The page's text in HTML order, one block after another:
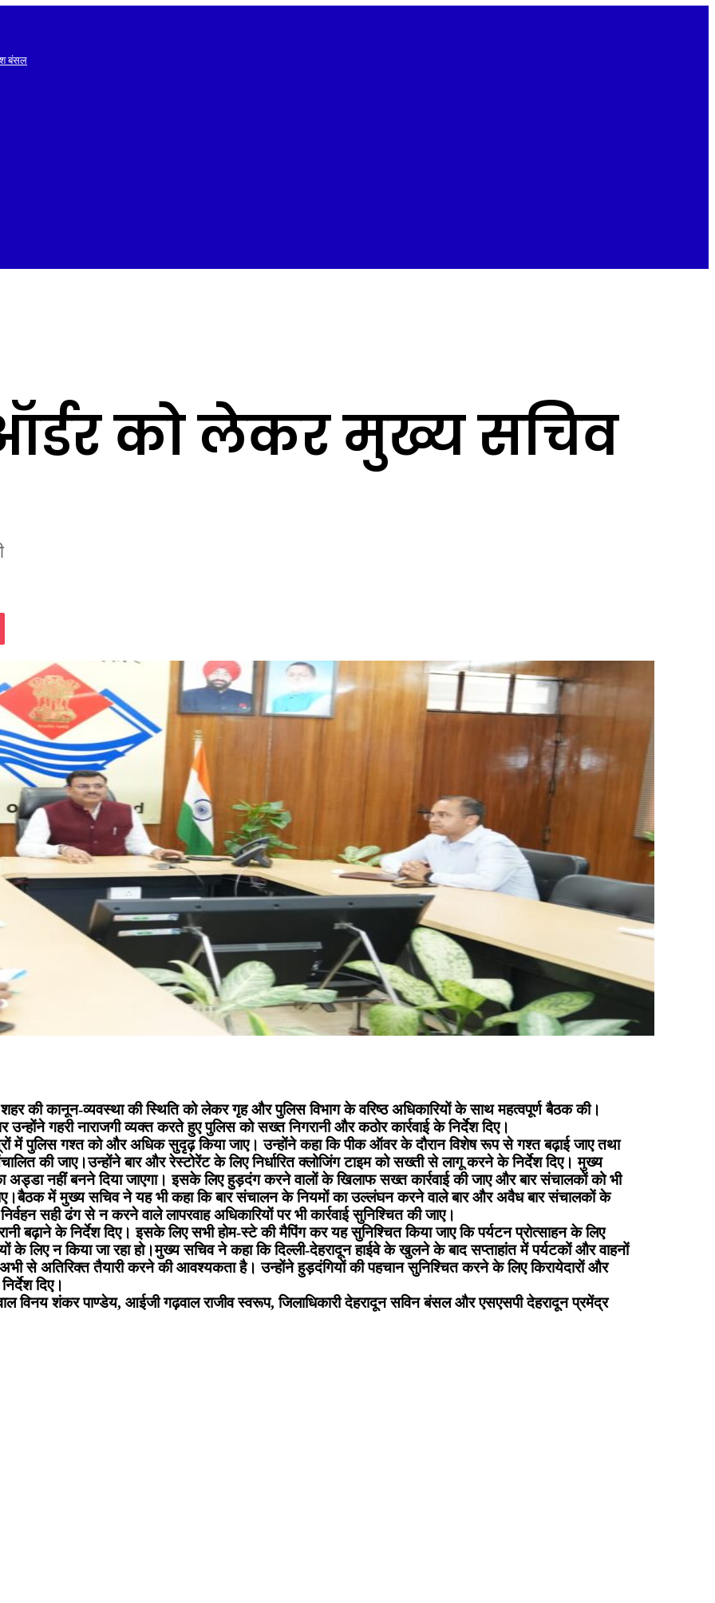
बंसल
को लेकर मुख्य सचिव
Pocket
की कानून-व्यवस्था की स्थिति को लेकर गृह और पुलिस विभाग के वरिष्ठ अधिकारियों के साथ महत्वपूर्ण बैठक की।
गहरी नाराजगी व्यक्त करते हुए पुलिस को सख्त निगरानी और कठोर कार्रवाई के निर्देश दिए।
में पुलिस गश्त को और अधिक सुदृढ़ किया जाए। उन्होंने कहा कि पीक ऑवर के दौरान विशेष रूप से गश्त बढ़ाई जाए तथा
की जाए।उन्होंने बार और रेस्टोरेंट के लिए निर्धारित क्लोजिंग टाइम को सख्ती से लागू करने के निर्देश दिए। मुख्य
अड्डा नहीं बनने दिया जाएगा। इसके लिए हुड़दंग करने वालों के खिलाफ सख्त कार्रवाई की जाए और बार संचालकों को भी
में मुख्य सचिव ने यह भी कहा कि बार संचालन के नियमों का उल्लंघन करने वाले बार और अवैध बार संचालकों के
सही ढंग से न करने वाले लापरवाह अधिकारियों पर भी कार्रवाई सुनिश्चित की जाए।
बढ़ाने के निर्देश दिए। इसके लिए सभी होम-स्टे की मैपिंग कर यह सुनिश्चित किया जाए कि पर्यटन प्रोत्साहन के लिए
के लिए न किया जा रहा हो।मुख्य सचिव ने कहा कि दिल्ली-देहरादून हाईवे के खुलने के बाद सप्ताहांत में पर्यटकों और वाहनों
से अतिरिक्त तैयारी करने की आवश्यकता है। उन्होंने हुड़दंगियों की पहचान सुनिश्चित करने के लिए किरायेदारों और
दिए।
विनय शंकर पाण्डेय, आईजी गढ़वाल राजीव स्वरूप, जिलाधिकारी देहरादून सविन बंसल और एसएसपी देहरादून प्रमेंद्र